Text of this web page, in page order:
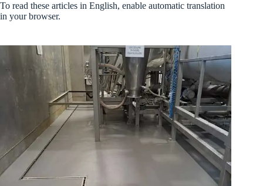
To read these articles in English, enable automatic translation
in your browser.